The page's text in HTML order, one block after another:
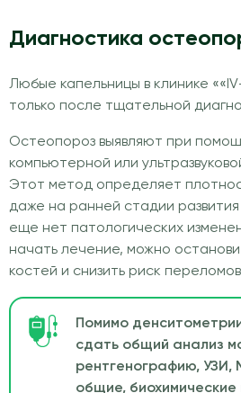
Диагностика
Любые капельницы в клинике
только после тщательной
Остеопороз выявляют при
компьютерной или
Этот метод определяет
даже на ранней стадии
еще нет патологических
начать лечение, можно
костей и снизить риск
Помимо
сдать общий анализ
рентгенографию, УЗИ,
общие, биохимические